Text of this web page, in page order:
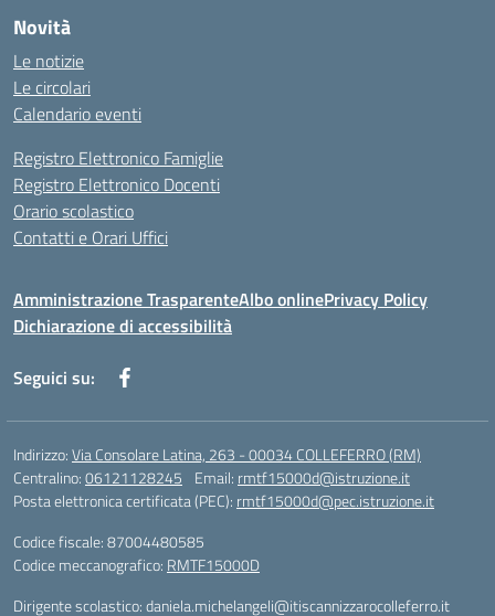
Novità
Le notizie
Le circolari
Calendario eventi
Registro Elettronico Famiglie
Registro Elettronico Docenti
Orario scolastico
Contatti e Orari Uffici
Amministrazione TrasparenteAlbo onlinePrivacy Policy
Dichiarazione di accessibilità
Seguici su:
Indirizzo:Via Consolare Latina, 263 - 00034 COLLEFERRO (RM)
Centralino:06121128245 Email: rmtf15000d@istruzione.it
Posta elettronica certificata (PEC): rmtf15000d@pec.istruzione.it
Codice fiscale: 87004480585
Codice meccanografico: RMTF15000D
Dirigente scolastico: daniela.michelangeli@itiscannizzarocolleferro.it